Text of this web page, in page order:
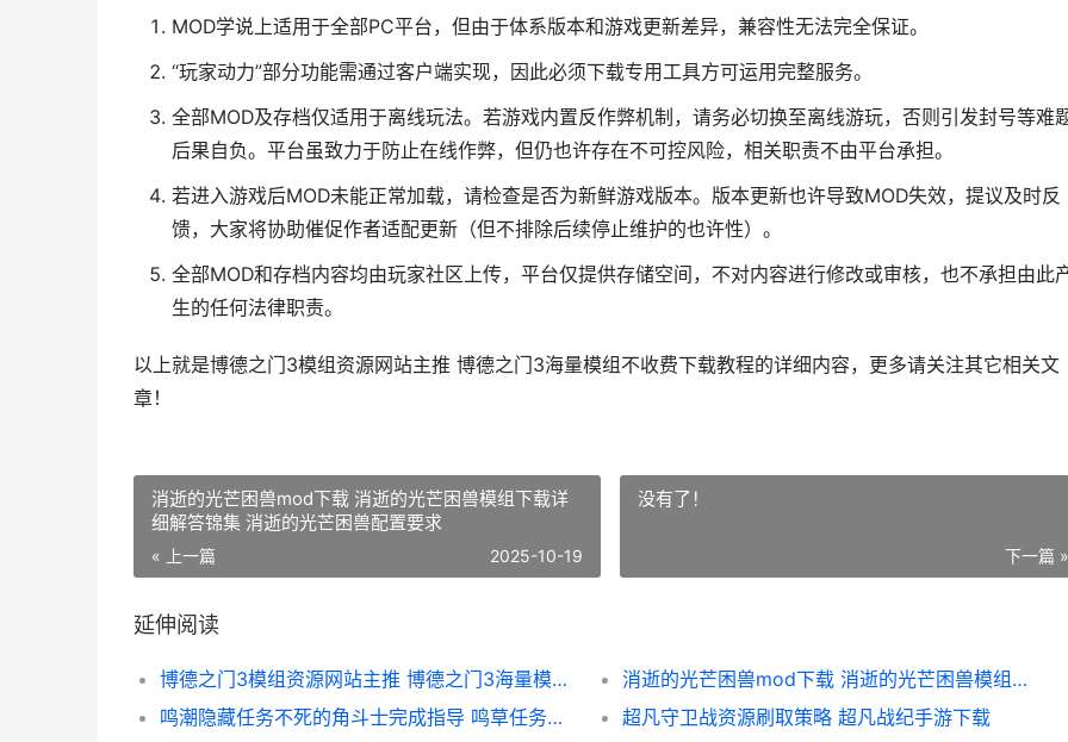
MOD学说上适用于全部PC平台，但由于体系版本和游戏更新差异，兼容性无法完全保证。
“玩家动力”部分功能需通过客户端实现，因此必须下载专用工具方可运用完整服务。
全部MOD及存档仅适用于离线玩法。若游戏内置反作弊机制，请务必切换至离线游玩，否则引发封号等难
后果自负。平台虽致力于防止在线作弊，但仍也许存在不可控风险，相关职责不由平台承担。
若进入游戏后MOD未能正常加载，请检查是否为新鲜游戏版本。版本更新也许导致MOD失效，提议及时反
馈，大家将协助催促作者适配更新（但不排除后续停止维护的也许性）。
全部MOD和存档内容均由玩家社区上传，平台仅提供存储空间，不对内容进行修改或审核，也不承担由此
生的任何法律职责。
以上就是博德之门3模组资源网站主推 博德之门3海量模组不收费下载教程的详细内容，更多请关注其它相关文
章！
消逝的光芒困兽mod下载 消逝的光芒困兽模组下载详
细解答锦集 消逝的光芒困兽配置要求
« 上一篇 2025-10-19
没有了！
下一篇 »
延伸阅读
博德之门3模组资源网站主推 博德之门3海量模组不收费下载教程 博德之门3模组推荐
消逝的光芒困兽mod下载 消逝的光芒困兽模组下载详细解答锦集 消逝的光芒困兽配置要求
鸣潮隐藏任务不死的角斗士完成指导 鸣草任务位置
超凡守卫战资源刷取策略 超凡战纪手游下载